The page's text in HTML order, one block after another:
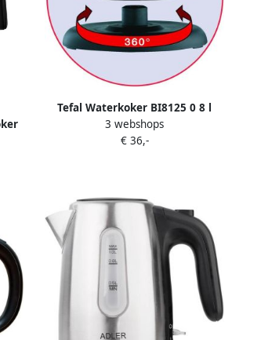
Tefal Waterkoker BI8125 0 8 l
Draadloos 360°-voet droogkook-
oververhittingsbeveiliging
3 webshops
€ 36,-